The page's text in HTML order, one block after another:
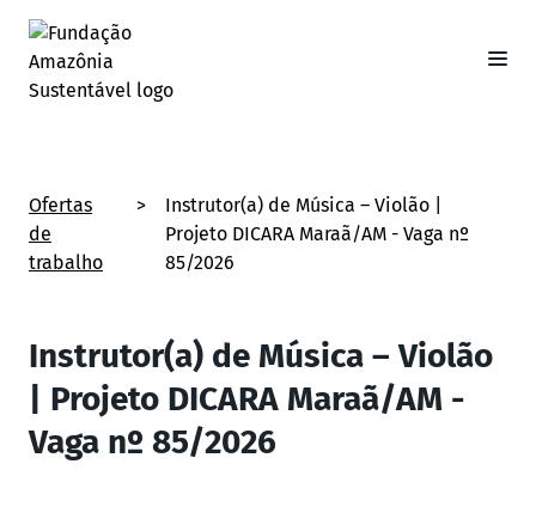
Ofertas
de
trabalho
>
Instrutor(a) de Música – Violão |
Projeto DICARA Maraã/AM - Vaga nº
85/2026
Instrutor(a) de Música – Violão
| Projeto DICARA Maraã/AM -
Vaga nº 85/2026